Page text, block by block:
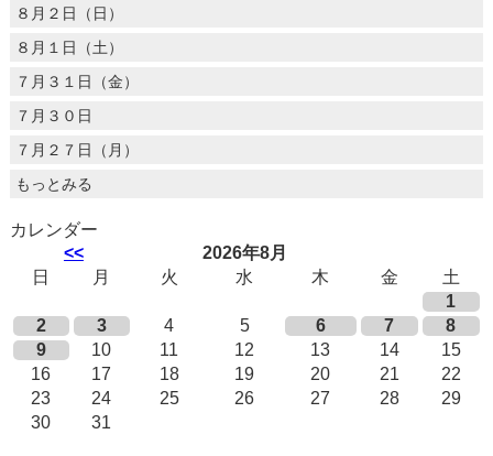
８月２日（日）
８月１日（土）
７月３１日（金）
７月３０日
７月２７日（月）
もっとみる
カレンダー
<<
2026年8月
日
月 火 水 木 金
土
1
2
3 4 5 6 7
8
9
10 11 12 13 14
15
16
17 18 19 20 21
22
23
24 25 26 27 28
29
30
31